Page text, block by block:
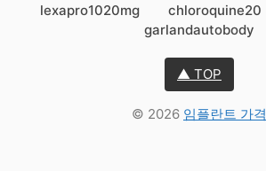
lexapro1020mg
chloroquine20
garlandautobody
▲ TOP
© 2026 임플란트 가격